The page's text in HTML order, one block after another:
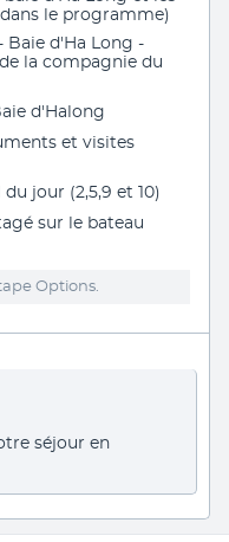
le programme)
Baie d'Ha Long -
la compagnie du
d'Halong
et visites
jour (2,5,9 et 10)
sur le bateau
Options.
séjour en